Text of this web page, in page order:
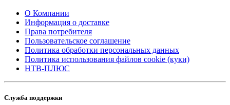
О Компании
Информация о доставке
Права потребителя
Пользовательское соглашение
Политика обработки персональных данных
Политика использования файлов cookie (куки)
НТВ-ПЛЮС
Служба поддержки